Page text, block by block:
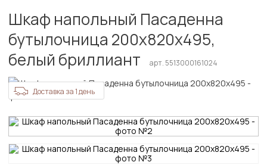
Шкаф напольный Пасаденна
бутылочница 200х820х495,
белый бриллиант
арт. 5513000161024
Доставка за 1 день